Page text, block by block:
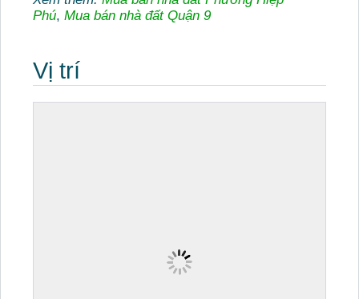
Phú, Mua bán nhà đất Quận 9
Vị trí